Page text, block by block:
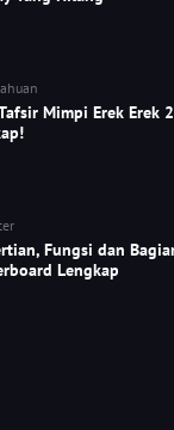
Mimpi Erek Erek
Fungsi dan
Lengkap